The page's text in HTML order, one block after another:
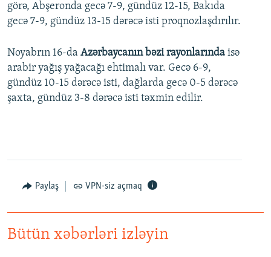
görə, Abşeronda gecə 7-9, gündüz 12-15, Bakıda
gecə 7-9, gündüz 13-15 dərəcə isti proqnozlaşdırılır.
Noyabrın 16-da Azərbaycanın bəzi rayonlarında isə
arabir yağış yağacağı ehtimalı var. Gecə 6-9,
gündüz 10-15 dərəcə isti, dağlarda gecə 0-5 dərəcə
şaxta, gündüz 3-8 dərəcə isti təxmin edilir.
Paylaş VPN-siz açmaq
Bütün xəbərləri izləyin